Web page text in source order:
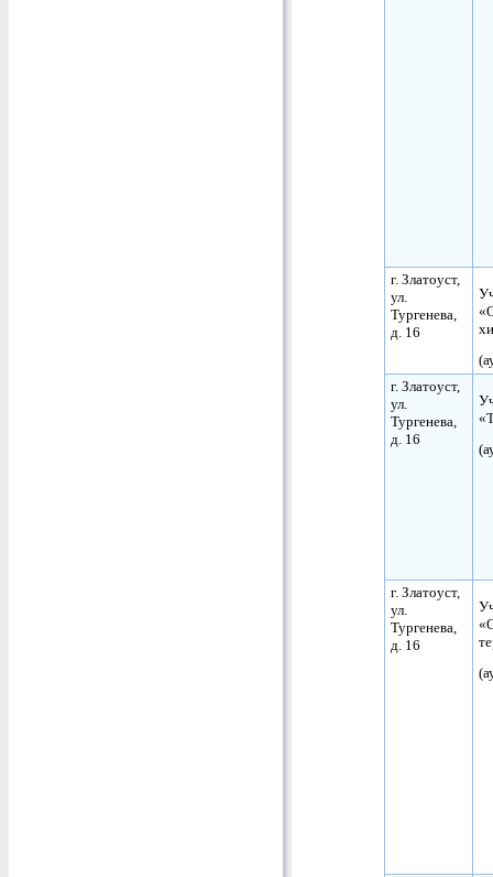
г. Златоуст,
ул.
Тургенева,
д. 16
г. Златоуст,
ул.
Тургенева,
д. 16
г. Златоуст,
ул.
Тургенева,
д. 16